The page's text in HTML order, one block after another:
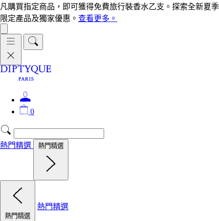
凡購買指定商品，即可獲得免費旅行裝香水乙支。探索全新夏季
限定產品及獨家優惠。 查看更多。
0
熱門精選 熱門精選
熱門精選
熱門精選